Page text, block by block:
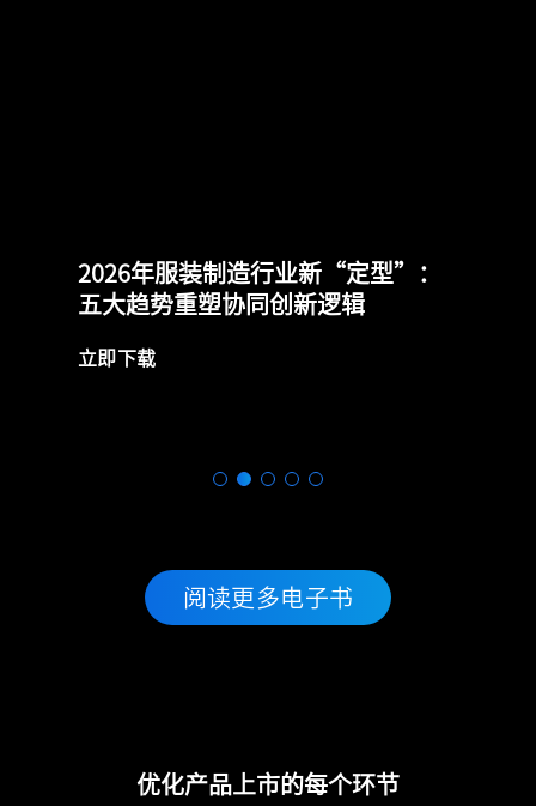
2026年服装制造行业新“定型”：
五大趋势重塑协同创新逻辑
立即下载
阅读更多电子书
优化产品上市的每个环节